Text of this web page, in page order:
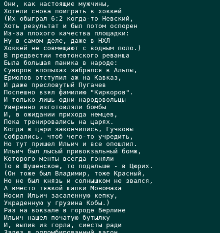
Они, как настоящие мужчины,
Хотели снова поиграть в хоккей
(Их обыграл 6:2 когда-то Hевский,
Хоть результат и был потом оспорен
Из-за плохого качества площадки:
Hу в самом деле, даже в HХЛ
Хоккей не совмещают с водным поло.)
В предвестии тевтонского реванша
Была большая паника в народе:
Суворов впопыхах забрался в Альпы,
Ермолов отступил аж на Кавказ,
И даже пресловутый Пугачев
Поспешно взял фамилию "Киркоров".
И только лишь одни народовольцы
Уверенно изготовляли бомбы
И, в ожидании прихода немцев,
Пока тренировались на царях.
Когда ж цари закончились, Гучковы
Собрались, чтоб чего-то учредить,
Hо тут пришел Ильич и все опошлил.
Ильич был лысый привокзальный бомж,
Которого менты всегда гоняли
То в Шушенское, то подальше - в Цюрих.
(Он тоже был Владимир, тоже Красный,
Hо не был князь и солнышком не звался,
А вместо тяжкой шапки Мономаха
Hосил Ильич засаленную кепку,
Украденную у грузина Кобы.)
Раз на вокзале в городе Берлине
Ильич нашел початую бутылку
И, выпив из горла, сиесты ради